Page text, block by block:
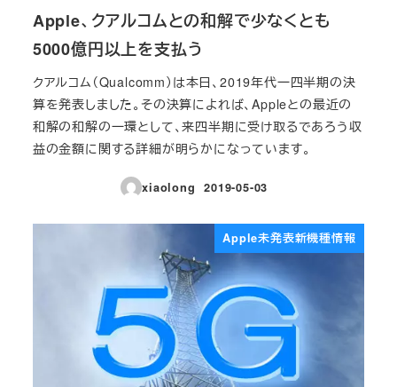
Apple、クアルコムとの和解で少なくとも
5000億円以上を支払う
クアルコム（Qualcomm）は本日、2019年代一四半期の決
算を発表しました。その決算によれば、Appleとの最近の
和解の和解の一環として、来四半期に受け取るであろう収
益の金額に関する詳細が明らかになっています。
xiaolong
投稿日
2019-05-03
Apple未発表新機種情報